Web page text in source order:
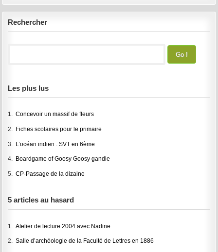
Rechercher
Les plus lus
1.Concevoir un massif de fleurs
2. Fiches scolaires pour le primaire
3. L’océan indien : SVT en 6ème
4. Boardgame of Goosy Goosy gandle
5.CP-Passage de la dizaine
5 articles au hasard
1.Atelier de lecture 2004 avec Nadine
2.Salle d’archéologie de la Faculté de Lettres en 1886